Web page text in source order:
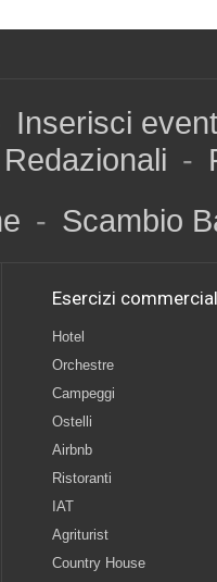
Inserisci
Redazionali -
- Scambio
Esercizi
Hotel
Orchestre
Campeggi
Ostelli
Airbnb
Ristoranti
IAT
Agriturist
Country House